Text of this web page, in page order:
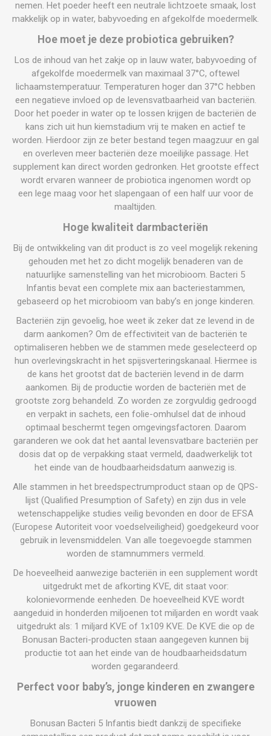
nemen. Het poeder heeft een neutrale lichtzoete smaak, lost
makkelijk op in water, babyvoeding en afgekolfde moedermelk.
Hoe moet je deze probiotica gebruiken?
Los de inhoud van het zakje op in lauw water, babyvoeding of
afgekolfde moedermelk van maximaal 37°C, oftewel
lichaamstemperatuur. Temperaturen hoger dan 37°C hebben
een negatieve invloed op de levensvatbaarheid van bacteriën.
Door het poeder in water op te lossen krijgen de bacteriën de
kans zich uit hun kiemstadium vrij te maken en actief te
worden. Hierdoor zijn ze beter bestand tegen maagzuur en gal
en overleven meer bacteriën deze moeilijke passage. Het
supplement kan direct worden gedronken. Het grootste effect
wordt ervaren wanneer de probiotica ingenomen wordt op
een lege maag voor het slapengaan of een half uur voor de
maaltijden.
Hoge kwaliteit darmbacteriën
Bij de ontwikkeling van dit product is zo veel mogelijk rekening
gehouden met het zo dicht mogelijk benaderen van de
natuurlijke samenstelling van het microbioom. Bacteri 5
Infantis bevat een complete mix aan bacteriestammen,
gebaseerd op het microbioom van baby’s en jonge kinderen.
Bacteriën zijn gevoelig, hoe weet ik zeker dat ze levend in de
darm aankomen? Om de effectiviteit van de bacteriën te
optimaliseren hebben we de stammen mede geselecteerd op
hun overlevingskracht in het spijsverteringskanaal. Hiermee is
de kans het grootst dat de bacteriën levend in de darm
aankomen. Bij de productie worden de bacteriën met de
grootste zorg behandeld. Zo worden ze zorgvuldig gedroogd
en verpakt in sachets, een folie-omhulsel dat de inhoud
optimaal beschermt tegen omgevingsfactoren. Daarom
garanderen we ook dat het aantal levensvatbare bacteriën per
dosis dat op de verpakking staat vermeld, daadwerkelijk tot
het einde van de houdbaarheidsdatum aanwezig is.
Alle stammen in het breedspectrumproduct staan op de QPS-
lijst (Qualified Presumption of Safety) en zijn dus in vele
wetenschappelijke studies veilig bevonden en door de EFSA
(Europese Autoriteit voor voedselveiligheid) goedgekeurd voor
gebruik in levensmiddelen. Van alle toegevoegde stammen
worden de stamnummers vermeld.
De hoeveelheid aanwezige bacteriën in een supplement wordt
uitgedrukt met de afkorting KVE, dit staat voor:
kolonievormende eenheden. De hoeveelheid KVE wordt
aangeduid in honderden miljoenen tot miljarden en wordt vaak
uitgedrukt als: 1 miljard KVE of 1x109 KVE. De KVE die op de
Bonusan Bacteri-producten staan aangegeven kunnen bij
productie tot aan het einde van de houdbaarheidsdatum
worden gegarandeerd.
Perfect voor baby’s, jonge kinderen en zwangere
vruowen
Bonusan Bacteri 5 Infantis biedt dankzij de specifieke